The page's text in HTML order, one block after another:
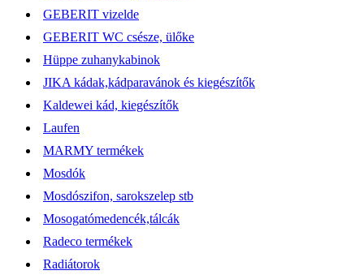
GEBERIT vizelde
GEBERIT WC csésze, ülőke
Hüppe zuhanykabinok
JIKA kádak,kádparavánok és kiegészítők
Kaldewei kád, kiegészítők
Laufen
MARMY termékek
Mosdók
Mosdószifon, sarokszelep stb
Mosogatómedencék,tálcák
Radeco termékek
Radiátorok